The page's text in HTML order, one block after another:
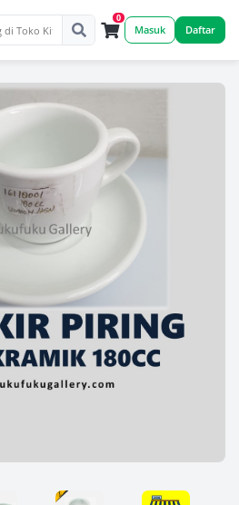
0
Masuk Daftar